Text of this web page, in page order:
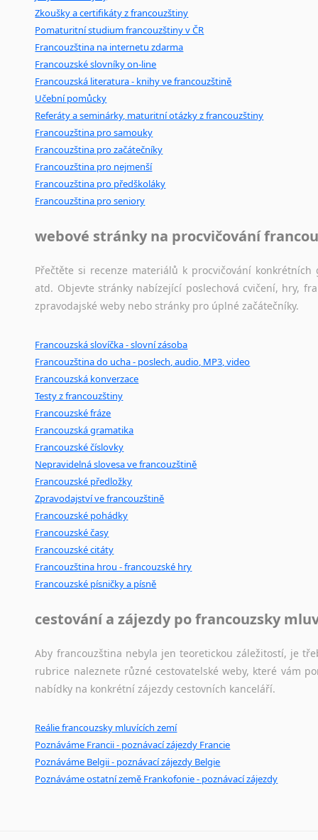
poradny a pravidla pravopisu nebo
Zkoušky a certifikáty z francouzštiny
Pomaturitní studium francouzštiny v ČR
Francouzština na internetu zdarma
Francouzské slovníky on-line
Francouzská literatura - knihy ve francouzštině
Učební pomůcky
Referáty a seminárky, maturitní otázky z francouzštiny
Francouzština pro samouky
Francouzština pro začátečníky
Francouzština pro nejmenší
Francouzština pro předškoláky
Francouzština pro seniory
webové stránky na procvičování
Přečtěte si recenze materiálů k procvičování
atd. Objevte stránky nabízející poslechová cvičení, hry,
zpravodajské weby nebo stránky pro úplné začátečníky.
Francouzská slovíčka - slovní zásoba
Francouzština do ucha - poslech, audio, MP3, video
Francouzská konverzace
Testy z francouzštiny
Francouzské fráze
Francouzská gramatika
Francouzské číslovky
Nepravidelná slovesa ve francouzštině
Francouzské předložky
Zpravodajství ve francouzštině
Francouzské pohádky
Francouzské časy
Francouzské citáty
Francouzština hrou - francouzské hry
Francouzské písničky a písně
cestování a zájezdy po francouzsky
Aby francouzština nebyla jen teoretickou záležitostí, je
rubrice naleznete různé cestovatelské weby, které vám
nabídky na konkrétní zájezdy cestovních kanceláří.
Reálie francouzsky mluvících zemí
Poznáváme Francii - poznávací zájezdy Francie
Poznáváme Belgii - poznávací zájezdy Belgie
Poznáváme ostatní země Frankofonie - poznávací zájezdy